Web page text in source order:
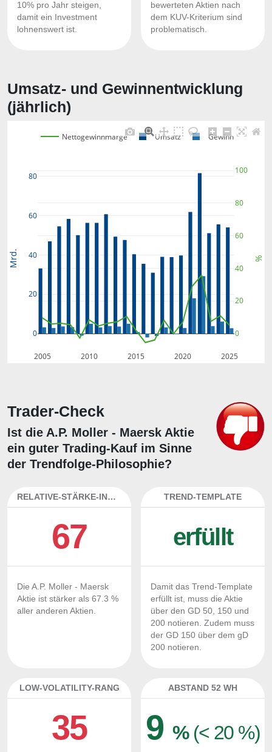
10% pro Jahr steigen,
damit ein Investment
lohnenswert ist.
bewerteten Aktien nach
dem KUV-Kriterium sind
problematisch.
Umsatz- und Gewinnentwicklung
(jährlich)
2005 2010 2015 2020 2025
0
20
40
60
80
0
20
40
60
80
100
Nettogewinnmarge Umsatz Gewinn
Mrd. %
Trader-Check
Ist die A.P. Moller - Maersk Aktie
ein guter Trading-Kauf im Sinne
der Trendfolge-Philosophie?
RELATIVE-STÄRKE-INDEX
67
Die A.P. Moller - Maersk
Aktie ist stärker als 67.3 %
aller anderen Aktien.
TREND-TEMPLATE
erfüllt
Damit das Trend-Template
erfüllt ist, muss die Aktie
über den GD 50, 150 und
200 notieren. Zudem muss
der GD 150 über dem gD
200 notieren.
LOW-VOLATILITY-RANG
35
ABSTAND 52 WH
9 % (< 20 %)